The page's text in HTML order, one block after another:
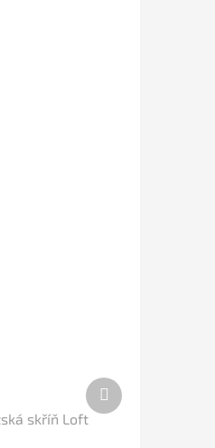
skříň Loft
Další
produkt